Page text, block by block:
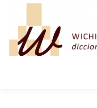
Saltar al contenido